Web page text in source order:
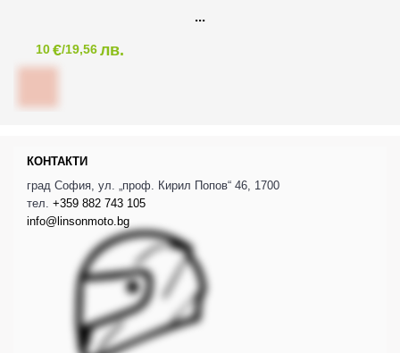
10€/19,56лв.
КОНТАКТИ
град София, ул. „проф. Кирил Попов“ 46, 1700
тел. +359 882 743 105
info@linsonmoto.bg